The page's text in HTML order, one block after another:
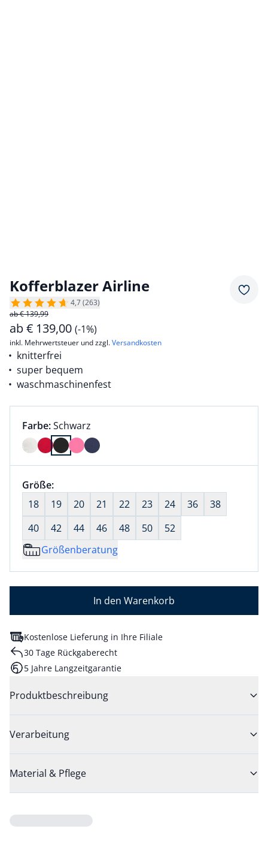
Kofferblazer Airline
4,7 (263)
ab € 139,99
ab€ 139,00 (-1%)
inkl. Mehrwertsteuer und zzgl.Versandkosten
knitterfrei
super bequem
waschmaschinenfest
Farbauswahl:
Farbe:aktuell ausgewählt:
Schwarz
Farbe Schwarz ausgewählt
Größenauswahl:
Größe:nichts ausgewählt
18
19 20 21 22 23 24 36
38
40
42 44 46 48 50
52
Größenberatung
In den Warenkorb
Kostenlose Lieferung in Ihre Filiale
30 Tage Rückgaberecht
5 Jahre Langzeitgarantie
Produktbeschreibung
Verarbeitung
Material & Pflege